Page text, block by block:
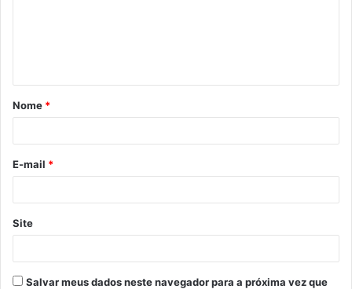
á
r
*
Nome *
E-mail *
Site
Salvar meus dados neste navegador para a próxima vez que